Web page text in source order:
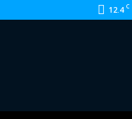
12.4 C